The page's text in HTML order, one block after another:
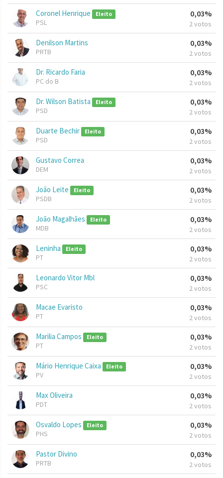
Coronel Henrique Eleito
PSL
0,03%
2 votos
Denilson Martins
PRTB
0,03%
2 votos
Dr. Ricardo Faria
PC do B
0,03%
2 votos
Dr. Wilson Batista Eleito
PSD
0,03%
2 votos
Duarte Bechir Eleito
PSD
0,03%
2 votos
Gustavo Correa
DEM
0,03%
2 votos
João Leite Eleito
PSDB
0,03%
2 votos
João Magalhães Eleito
MDB
0,03%
2 votos
Leninha Eleito
PT
0,03%
2 votos
Leonardo Vitor Mbl
PSC
0,03%
2 votos
Macae Evaristo
PT
0,03%
2 votos
Marilia Campos Eleito
PT
0,03%
2 votos
Mário Henrique Caixa Eleito
PV
0,03%
2 votos
Max Oliveira
PDT
0,03%
2 votos
Osvaldo Lopes Eleito
PHS
0,03%
2 votos
Pastor Divino
PRTB
0,03%
2 votos